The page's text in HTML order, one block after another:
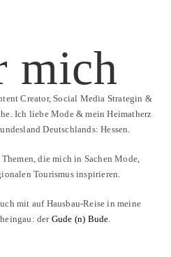
mich
Creator, Social Media Strategin &
Ich liebe Mode & mein Heimatherz
Deutschlands: Hessen.
die mich in Sachen Mode,
Tourismus inspirieren.
mit auf Hausbau-Reise in meine
der Gude (n) Bude